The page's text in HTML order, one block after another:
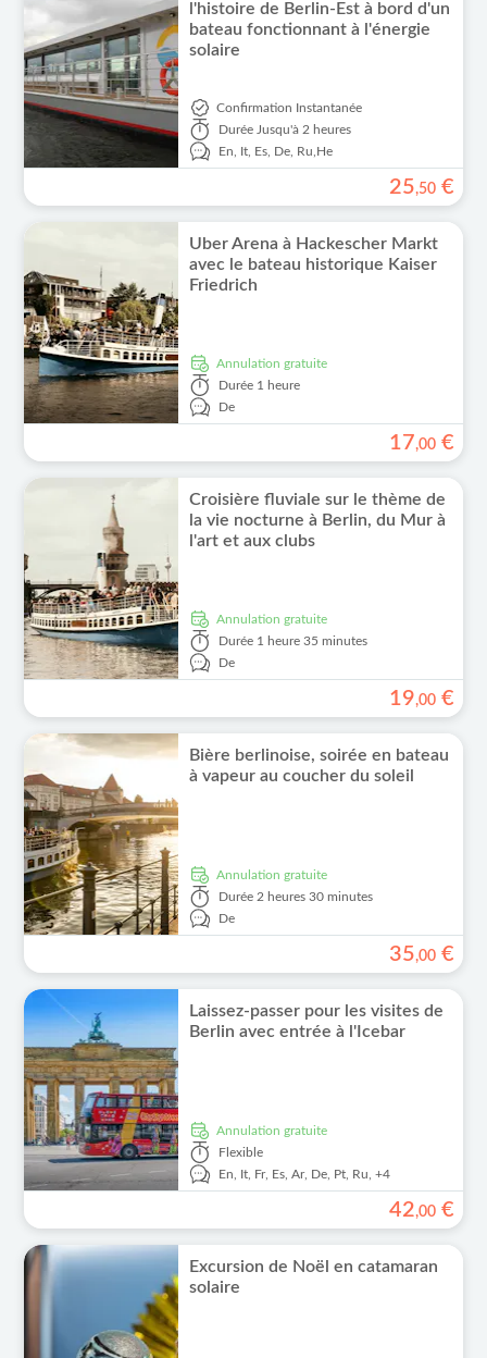
l'histoire de Berlin-Est à bord d'un
bateau fonctionnant à l'énergie
solaire
Confirmation Instantanée
Durée Jusqu'à 2 heures
En,
It, Es, De, Ru,He
25,50 €
Uber Arena à Hackescher Markt
avec le bateau historique Kaiser
Friedrich
Annulation gratuite
Durée 1 heure
De
17,00 €
Croisière fluviale sur le thème de
la vie nocturne à Berlin, du Mur à
l'art et aux clubs
Annulation gratuite
Durée 1 heure 35 minutes
De
19,00 €
Bière berlinoise, soirée en bateau
à vapeur au coucher du soleil
Annulation gratuite
Durée 2 heures 30 minutes
De
35,00 €
Laissez-passer pour les visites de
Berlin avec entrée à l'Icebar
Annulation gratuite
Flexible
En,
It, Fr, Es, Ar, De, Pt, Ru, +4
42,00 €
Excursion de Noël en catamaran
solaire